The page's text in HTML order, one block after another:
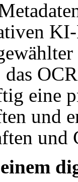
eine
und